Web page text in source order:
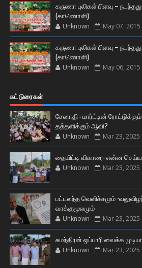
கருணா புலிகள் பிளவு –
(காணொளி)
Unknown May 07, 2015
கருணா புலிகள் பிளவு –
(காணொளி)
Unknown May 06, 2015
கட்டுரைகள்
சேனாதி : மார்ட்டின்
தத்தளிக்கும் ஆவி?
Unknown Mar 23, 2025
தையிட்டி விகாரை: என்ன
Unknown Mar 23, 2025
பட்டலந்த வெளிச்சமும் -
வாக்குமூலமும்
Unknown Mar 23, 2025
சுமந்திரன் ஒப்பாரி வைக்க
Unknown Mar 23, 2025